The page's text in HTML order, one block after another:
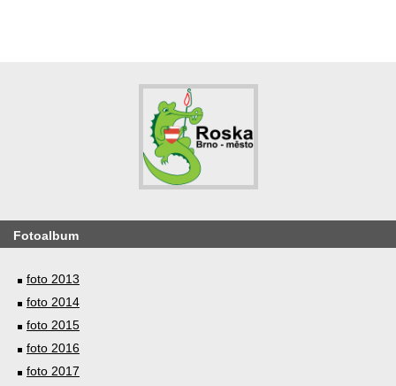
Fotoalbum
foto 2013
foto 2014
foto 2015
foto 2016
foto 2017